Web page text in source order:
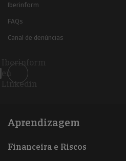
Iberinform
FAQs
Canal de denúncias
Iberinform
en
Linkedin
Aprendizagem
Financeira e Riscos